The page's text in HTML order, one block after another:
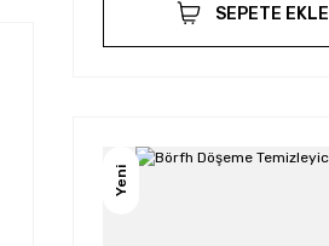
SEPETE EKLE
Yeni